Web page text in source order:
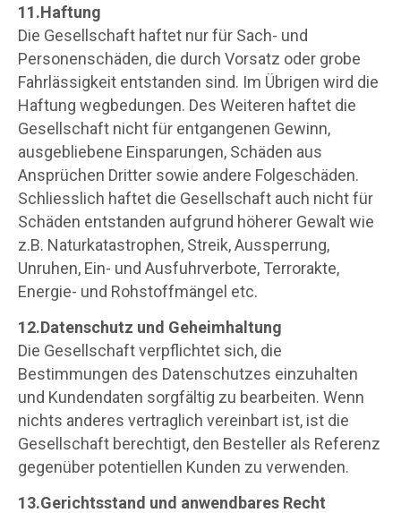
11.Haftung
Die Gesellschaft haftet nur für Sach- und
Personenschäden, die durch Vorsatz oder grobe
Fahrlässigkeit entstanden sind. Im Übrigen wird die
Haftung wegbedungen. Des Weiteren haftet die
Gesellschaft nicht für entgangenen Gewinn,
ausgebliebene Einsparungen, Schäden aus
Ansprüchen Dritter sowie andere Folgeschäden.
Schliesslich haftet die Gesellschaft auch nicht für
Schäden entstanden aufgrund höherer Gewalt wie
z.B. Naturkatastrophen, Streik, Aussperrung,
Unruhen, Ein- und Ausfuhrverbote, Terrorakte,
Energie- und Rohstoffmängel etc.
12.Datenschutz und Geheimhaltung
Die Gesellschaft verpflichtet sich, die
Bestimmungen des Datenschutzes einzuhalten
und Kundendaten sorgfältig zu bearbeiten. Wenn
nichts anderes vertraglich vereinbart ist, ist die
Gesellschaft berechtigt, den Besteller als Referenz
gegenüber potentiellen Kunden zu verwenden.
13.Gerichtsstand und anwendbares Recht